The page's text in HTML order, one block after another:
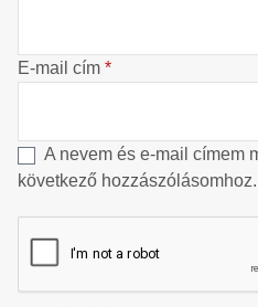
E-mail cím *
A nevem és e-mail címem
következő hozzászólásomhoz.